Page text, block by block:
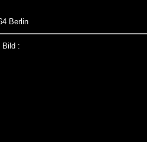
Berlin
Bild :